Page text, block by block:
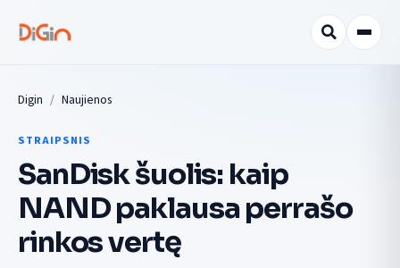
Digin Naujienos
STRAIPSNIS
SanDisk šuolis: kaip
NAND paklausa perrašo
rinkos vertę